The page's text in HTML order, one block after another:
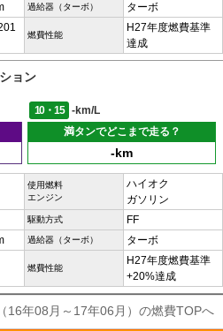
過給器（ターボ） ターボ
燃費性能
H27年度燃費基準
達成
ョン
10・15
-km/L
満タンでどこまで走る？
-km
使用燃料
エンジン
ハイオク
ガソリン
駆動方式 FF
過給器（ターボ） ターボ
燃費性能
H27年度燃費基準
+20%達成
16年08月～17年06月）の燃費TOPへ